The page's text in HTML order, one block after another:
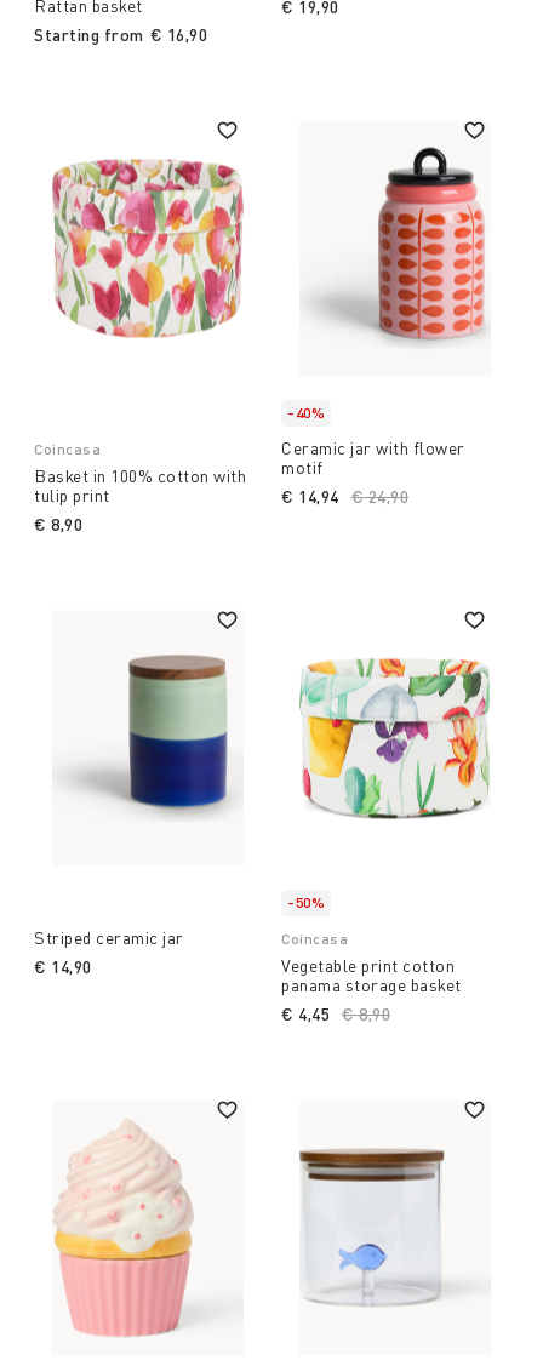
Rattan basket
Starting from € 16,90
€ 19,90
Coincasa
Basket in 100% cotton with
tulip print
€ 8,90
-40%
Ceramic jar with flower
motif
Price reduced from
€ 24,90
€ 14,94
Striped ceramic jar
€ 14,90
-50%
Coincasa
Vegetable print cotton
panama storage basket
Price reduced from
€ 8,90
€ 4,45